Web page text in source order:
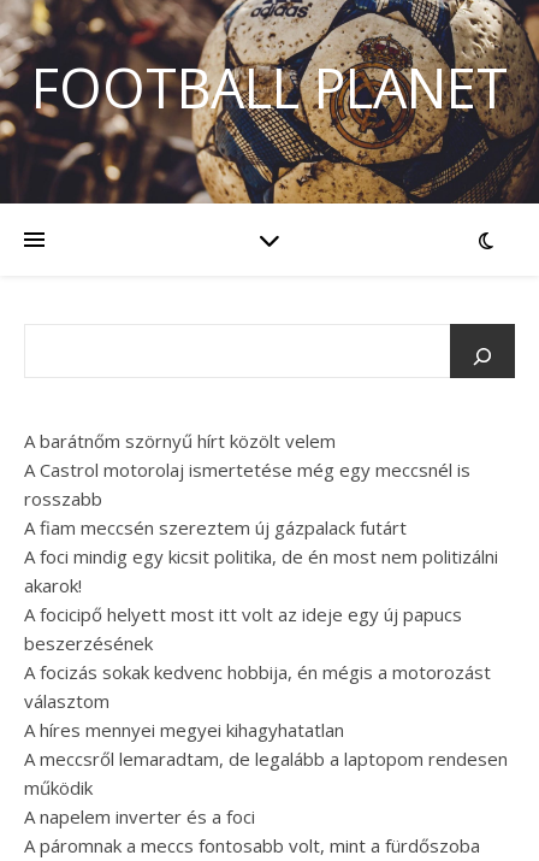
FOOTBALL PLANET
A barátnőm szörnyű hírt közölt velem
A Castrol motorolaj ismertetése még egy meccsnél is
rosszabb
A fiam meccsén szereztem új gázpalack futárt
A foci mindig egy kicsit politika, de én most nem politizálni
akarok!
A focicipő helyett most itt volt az ideje egy új papucs
beszerzésének
A focizás sokak kedvenc hobbija, én mégis a motorozást
választom
A híres mennyei megyei kihagyhatatlan
A meccsről lemaradtam, de legalább a laptopom rendesen
működik
A napelem inverter és a foci
A páromnak a meccs fontosabb volt, mint a fürdőszoba